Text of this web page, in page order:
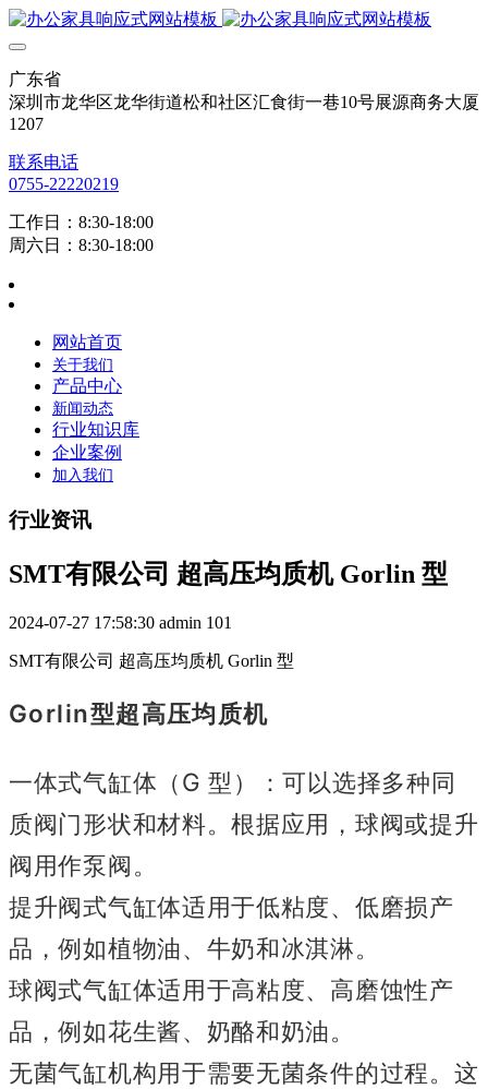
广东省
深圳市龙华区龙华街道松和社区汇食街一巷10号展源商务大厦
1207
联系电话
0755-22220219
工作日：8:30-18:00
周六日：8:30-18:00
网站首页
关于我们
产品中心
新闻动态
行业知识库
企业案例
加入我们
行业资讯
SMT有限公司 超高压均质机 Gorlin 型
2024-07-27 17:58:30 admin 101
SMT有限公司 超高压均质机 Gorlin 型
Gorlin型超高压均质机
一体式气缸体（G 型）：可以选择多种同
质阀门形状和材料。根据应用，球阀或提升
阀用作泵阀。
提升阀式气缸体适用于低粘度、低磨损产
品，例如植物油、牛奶和冰淇淋。
球阀式气缸体适用于高粘度、高磨蚀性产
品，例如花生酱、奶酪和奶油。
无菌气缸机构用于需要无菌条件的过程。 这